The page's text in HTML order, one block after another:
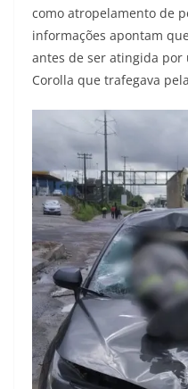
como atropelamento de
informações apontam
antes de ser atingida por
Corolla que trafegava